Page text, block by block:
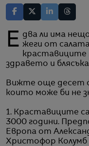
Едва ли има нещо по-освежаващо в летните жеги от
здравето и
Вижте още десет
които може би не
1. Краставиците
3000 години.
Европа от
Христофор Колумб